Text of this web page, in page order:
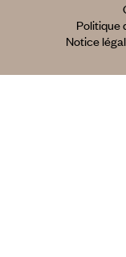
Politique
Notice